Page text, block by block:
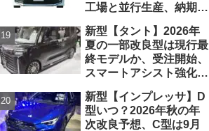
工場と並行生産、納期短
2026年5月6日マイナー
チェンジ、価格 NOAH
326万1500円、VOXY
375万1000円、特別仕様
車 WxBと煌の追加に期
待、S-Zに12.3インチメ
ーター
新型【タント】2026年
夏の一部改良型は現行最
終モデルか、受注開始、
スマートアシスト強化と
フルモデルチェンジ予想
【ダイハツ最新情報】
新型【インプレッサ】D
型いつ？2026年秋の年
次改良予想、C型は9月